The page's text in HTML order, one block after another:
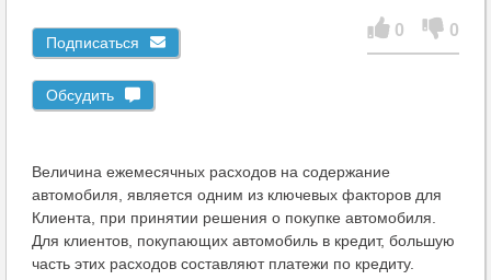
Подписаться
Обсудить
0 0
Величина ежемесячных расходов на содержание
автомобиля, является одним из ключевых факторов для
Клиента, при принятии решения о покупке автомобиля.
Для клиентов, покупающих автомобиль в кредит, большую
часть этих расходов составляют платежи по кредиту.